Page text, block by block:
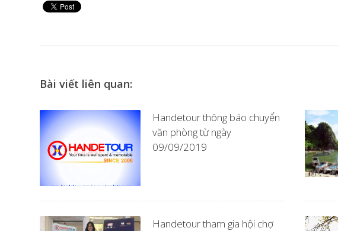
Bài viết liên quan:
Handetour thông báo chuyển
văn phòng từ ngày
09/09/2019
Handetour tham gia hội chợ